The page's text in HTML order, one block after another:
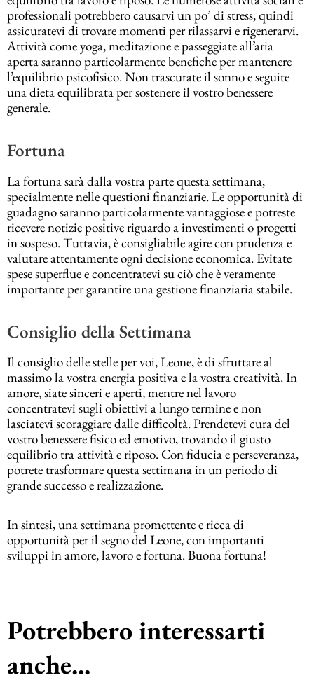
professionali potrebbero causarvi un po’ di stress, quindi
assicuratevi di trovare momenti per rilassarvi e rigenerarvi.
Attività come yoga, meditazione e passeggiate all’aria
aperta saranno particolarmente benefiche per mantenere
l’equilibrio psicofisico. Non trascurate il sonno e seguite
una dieta equilibrata per sostenere il vostro benessere
generale.
Fortuna
La fortuna sarà dalla vostra parte questa settimana,
specialmente nelle questioni finanziarie. Le opportunità di
guadagno saranno particolarmente vantaggiose e potreste
ricevere notizie positive riguardo a investimenti o progetti
in sospeso. Tuttavia, è consigliabile agire con prudenza e
valutare attentamente ogni decisione economica. Evitate
spese superflue e concentratevi su ciò che è veramente
importante per garantire una gestione finanziaria stabile.
Consiglio della Settimana
Il consiglio delle stelle per voi, Leone, è di sfruttare al
massimo la vostra energia positiva e la vostra creatività. In
amore, siate sinceri e aperti, mentre nel lavoro
concentratevi sugli obiettivi a lungo termine e non
lasciatevi scoraggiare dalle difficoltà. Prendetevi cura del
vostro benessere fisico ed emotivo, trovando il giusto
equilibrio tra attività e riposo. Con fiducia e perseveranza,
potrete trasformare questa settimana in un periodo di
grande successo e realizzazione.
In sintesi, una settimana promettente e ricca di
opportunità per il segno del Leone, con importanti
sviluppi in amore, lavoro e fortuna. Buona fortuna!
Potrebbero interessarti
anche...